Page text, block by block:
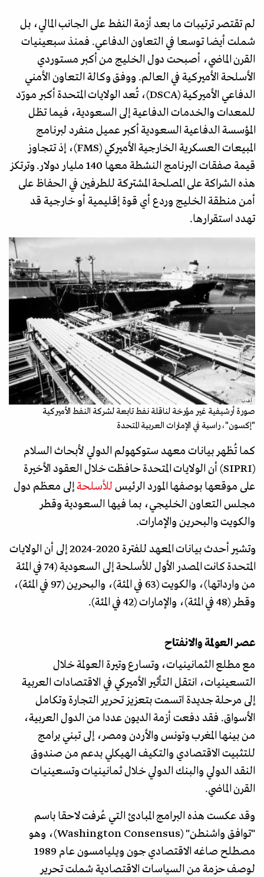
لم تقتصر ترتيبات ما بعد أزمة النفط على الجانب المالي، بل
شملت أيضا توسعا في التعاون الدفاعي. فمنذ سبعينيات
القرن الماضي، أصبحت دول الخليج من أكبر مستوردي
الأسلحة الأميركية في العالم. ووفق وكالة التعاون الأمني
الدفاعي الأميركية (DSCA)، تُعد الولايات المتحدة أكبر مورّد
للمعدات والخدمات الدفاعية إلى السعودية، فيما تظل
المؤسسة الدفاعية السعودية أكبر عميل منفرد لبرنامج
المبيعات العسكرية الخارجية الأميركي (FMS)، إذ تتجاوز
قيمة صفقات البرنامج النشطة معها 140 مليار دولار. وترتكز
هذه الشراكة على المصلحة المشتركة للطرفين في الحفاظ على
أمن منطقة الخليج وردع أي قوة إقليمية أو خارجية قد
تهدد استقرارها.
أ.ف.ب
صورة أرشيفية غير مؤرخة لناقلة نفط تابعة لشركة النفط الأميركية
"إكسون"، راسية في الإمارات العربية المتحدة
كما تُظهر بيانات معهد ستوكهولم الدولي لأبحاث السلام
(SIPRI) أن الولايات المتحدة حافظت خلال العقود الأخيرة
على موقعها بوصفها المورد الرئيس للأسلحةإلى معظم دول
مجلس التعاون الخليجي، بما فيها السعودية وقطر
والكويت والبحرين والإمارات.
وتشير أحدث بيانات المعهد للفترة 2020-2024 إلى أن الولايات
المتحدة كانت المصدر الأول للأسلحة إلى السعودية (74 في المئة
من وارداتها)، والكويت (63 في المئة)، والبحرين (97 في المئة)،
وقطر (48 في المئة)، والإمارات (42 في المئة).
عصر العولمة والانفتاح
مع مطلع الثمانينيات، وتسارع وتيرة العولمة خلال
التسعينيات، انتقل التأثير الأميركي في الاقتصادات العربية
إلى مرحلة جديدة اتسمت بتعزيز تحرير التجارة وتكامل
الأسواق. فقد دفعت أزمة الديون عددا من الدول العربية،
من بينها المغرب وتونس والأردن ومصر، إلى تبني برامج
للتثبيت الاقتصادي والتكيف الهيكلي بدعم من صندوق
النقد الدولي والبنك الدولي خلال ثمانينيات وتسعينيات
القرن الماضي.
وقد عكست هذه البرامج المبادئ التي عُرفت لاحقا باسم
"توافق واشنطن" (Washington Consensus)، وهو
مصطلح صاغه الاقتصادي جون ويليامسون عام 1989
لوصف حزمة من السياسات الاقتصادية شملت تحرير